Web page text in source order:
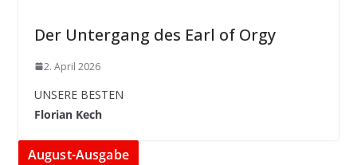
Der Untergang des Earl of Orgy
2. April 2026
UNSERE BESTEN
Florian Kech
August-Ausgabe